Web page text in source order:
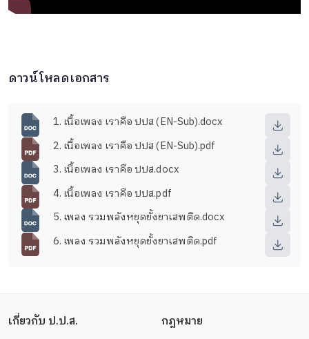
ดาวน์โหลดเอกสาร
1. เนื้อเพลง เราคือ ปปส (EN-Sub).docx
2. เนื้อเพลง เราคือ ปปส (EN-Sub).pdf
3. เนื้อเพลง เราคือ ปปส.docx
4. เนื้อเพลง เราคือ ปปส.pdf
5. เพลง รวมพลังหยุดยั้งยาเสพติด.docx
6. เพลง รวมพลังหยุดยั้งยาเสพติด.pdf
เกี่ยวกับ ป.ป.ส. กฎหมาย